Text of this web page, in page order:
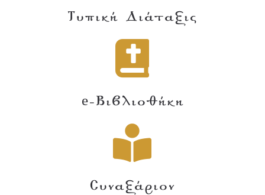
Τυπική Διάταξις
e-Βιβλιοθήκη
Συναξάριον